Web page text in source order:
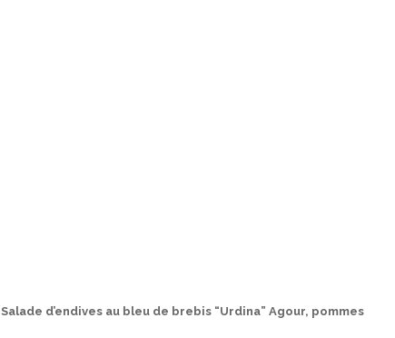
Salade d’endives au bleu de brebis “Urdina” Agour, pommes